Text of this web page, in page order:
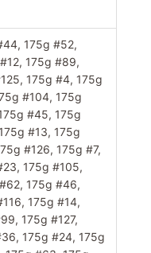
175g #52,
175g #89,
175g #4, 175g
#104, 175g
#45, 175g
#13, 175g
#126, 175g #7,
175g #105,
175g #46,
175g #14,
175g #127,
175g #24, 175g